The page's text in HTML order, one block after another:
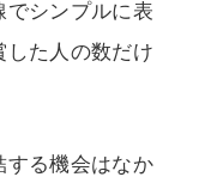
でシンプルに表
した人の数だけ
する機会はなか